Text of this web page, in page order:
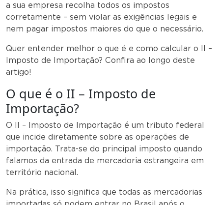
a sua empresa recolha todos os impostos
corretamente – sem violar as exigências legais e
nem pagar impostos maiores do que o necessário.
Quer entender melhor o que é e como calcular o II –
Imposto de Importação? Confira ao longo deste
artigo!
O que é o II – Imposto de
Importação?
O II – Imposto de Importação é um tributo federal
que incide diretamente sobre as operações de
importação. Trata-se do principal imposto quando
falamos da entrada de mercadoria estrangeira em
território nacional.
Na prática, isso significa que todas as mercadorias